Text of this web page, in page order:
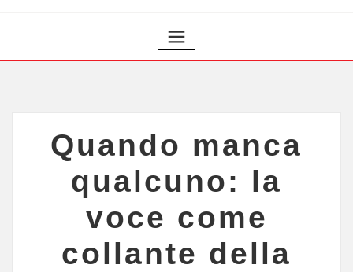
Quando manca
qualcuno: la
voce come
collante della